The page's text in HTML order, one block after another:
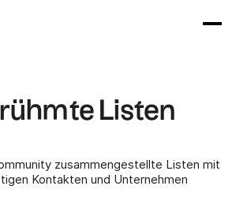
Listen
zusammengestellte Listen mit
Kontakten und Unternehmen